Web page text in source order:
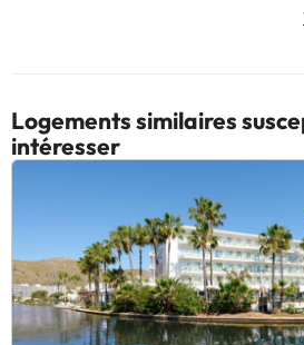
Logements similaires
intéresser